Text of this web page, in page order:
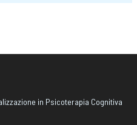
in Psicoterapia Cognitiva